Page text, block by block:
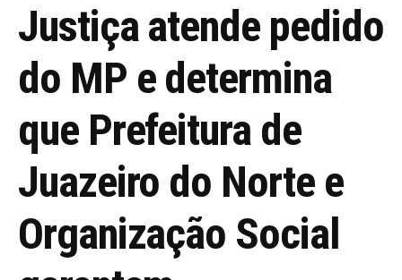
Justiça atende pedido
do MP e determina
que Prefeitura de
Juazeiro do Norte e
Organização Social